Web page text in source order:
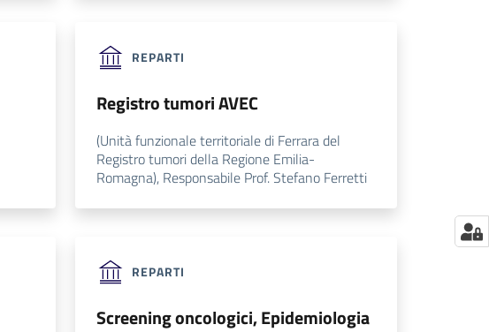
REPARTI
Registro tumori AVEC
(Unità funzionale territoriale di Ferrara del
Registro tumori della Regione Emilia-
Romagna), Responsabile Prof. Stefano Ferretti
REPARTI
Screening oncologici, Epidemiologia